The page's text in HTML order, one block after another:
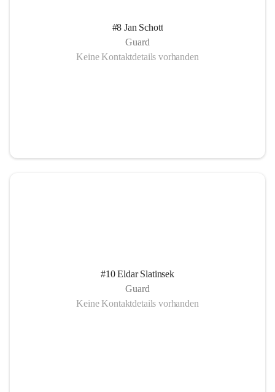
#8 Jan Schott
Guard
Keine Kontaktdetails vorhanden
#10 Eldar Slatinsek
Guard
Keine Kontaktdetails vorhanden